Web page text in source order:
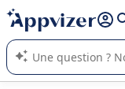
répondre (plusieurs
L'IA de Appvizer vous
logiciel SaaS en